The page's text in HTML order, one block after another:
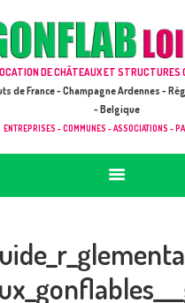
DE CHÂTEAUX ET STRUCTURES
de France - Champagne Ardennes -
- Belgique
ENTREPRISES - COMMUNES - ASSOCIATIONS -
GONFLAB
À LOUER &
/ TARIF
DE DEVIS (SOUS